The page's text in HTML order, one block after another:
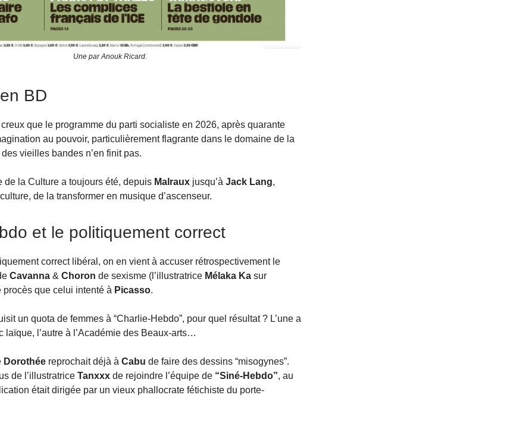
Une par Anouk Ricard.
BD
que le programme du parti socialiste en 2026, après quarante
au pouvoir, particulièrement flagrante dans le domaine de la
vieilles bandes n’en finit pas.
de la Culture a toujours été, depuis Malraux jusqu’à Jack Lang,
de la transformer en musique d’ascenseur.
et le politiquement correct
correct libéral, on en vient à accuser rétrospectivement le
Cavanna & Choron de sexisme (l’illustratrice Mélaka Ka sur
procès que celui intenté à Picasso.
un quota de femmes à “Charlie-Hebdo”, pour quel résultat ? L’une a
laïque, l’autre à l’Académie des Beaux-arts…
Dorothée reprochait déjà à Cabu de faire des dessins “misogynes”.
de l’illustratrice Tanxxx de rejoindre l’équipe de “Siné-Hebdo”, au
était dirigée par un vieux phallocrate fétichiste du porte-